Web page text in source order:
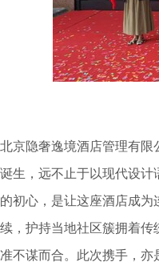
北京隐奢逸境酒店管理有限
诞生，远不止于以现代设
的初心，是让这座酒店成
续，护持当地社区簇拥着
准不谋而合。此次携手，亦